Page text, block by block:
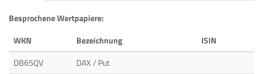
Besprochene Wertpapiere:
WKN
Bezeichnung
ISIN
DB65QV
DAX / Put